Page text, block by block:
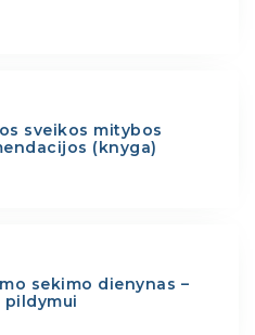
sveikos mitybos
(knyga)
sekimo dienynas –
pildymui